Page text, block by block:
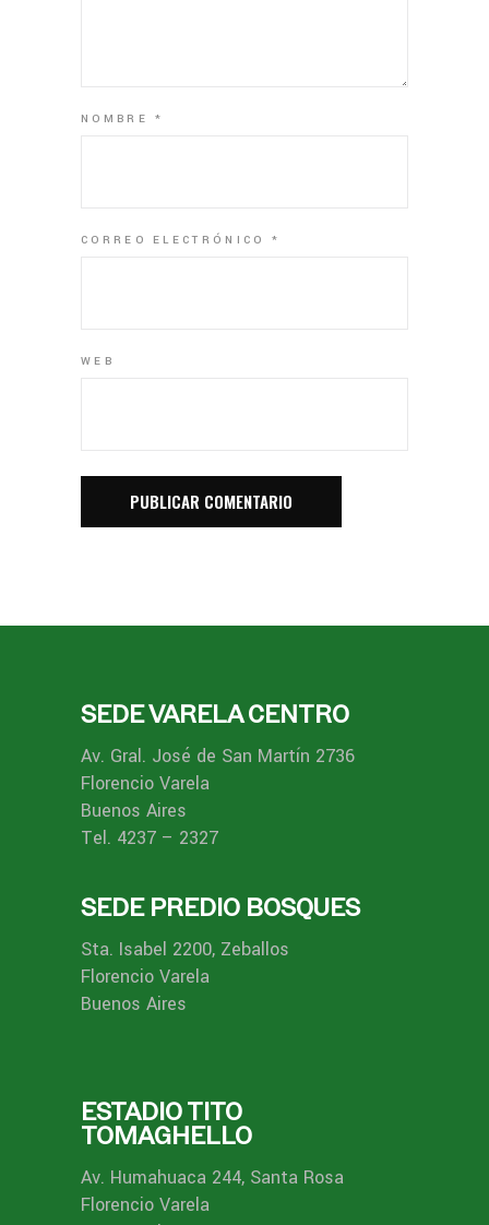
NOMBRE*
CORREO ELECTRÓNICO *
WEB
SEDE VARELA CENTRO
Av. Gral. José de San Martín 2736
Florencio Varela
Buenos Aires
Tel. 4237 – 2327
SEDE PREDIO BOSQUES
Sta. Isabel 2200, Zeballos
Florencio Varela
Buenos Aires
ESTADIO TITO
TOMAGHELLO
Av. Humahuaca 244, Santa Rosa
Florencio Varela